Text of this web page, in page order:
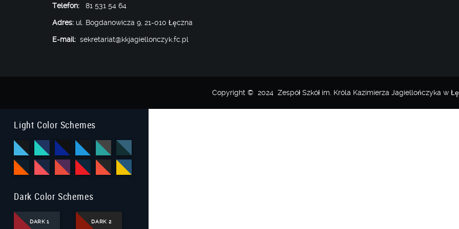
Telefon: 81 531 54 64
Adres: ul. Bogdanowicza 9, 21-010 Łęczna
E-mail: sekretariat@kkjagiellonczyk.fc.pl
Copyright © 2024 Zespół Szkół im. Króla Kazimierza Jagiellończyka w
Light Color Schemes
Dark Color Schemes
DARK 1 DARK 2